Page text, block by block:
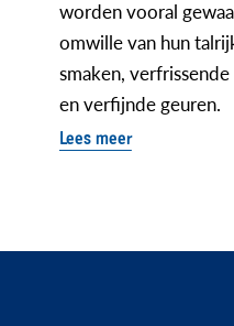
worden vooral
omwille van hun
smaken,
en verfijnde geuren.
Lees meer